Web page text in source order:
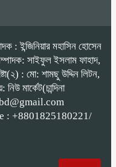
: ইন্জিনিয়ার মহাসিন হোসেন
সাইফুল ইসলাম ফাহাদ,
: মো: শামছু উদ্দিন লিটন,
মার্কেট(চান্দিনা
: +8801825180221/